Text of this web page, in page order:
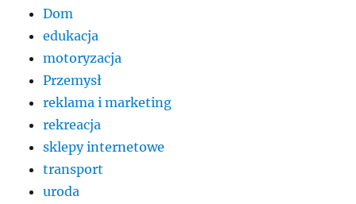
Dom
edukacja
motoryzacja
Przemysł
reklama i marketing
rekreacja
sklepy internetowe
transport
uroda